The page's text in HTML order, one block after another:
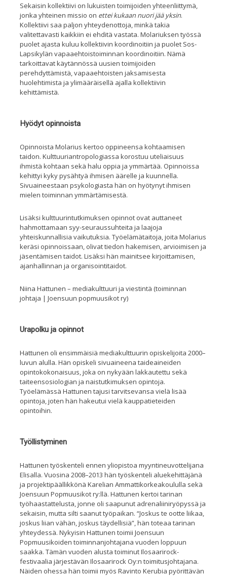
Sekaisin kollektiivi on lukuisten toimijoiden yhteenliittymä,
jonka yhteinen missio on ettei kukaan nuori jää yksin.
Kollektiivi saa paljon yhteydenottoja, minkä takia
valitettavasti kaikkiin ei ehditä vastata. Molariuksen työssä
puolet ajasta kuluu kollektiivin koordinoitiin ja puolet Sos-
Lapsikylän vapaaehtoistoiminnan koordinoitiin. Nämä
tarkoittavat käytännössä uusien toimijoiden
perehdyttämistä, vapaaehtoisten jaksamisesta
huolehtimista ja ylimääräisellä ajalla kollektiivin
kehittämistä.
Hyödyt opinnoista
Opinnoista Molarius kertoo oppineensa kohtaamisen
taidon. Kulttuuriantropologiassa korostuu uteliaisuus
ihmistä kohtaan sekä halu oppia ja ymmärtää. Opinnoissa
kehittyi kykypysähtyä ihmisen äärelle ja kuunnella.
Sivuaineestaan psykologiasta hän on hyötynyt ihmisen
mielen toiminnan ymmärtämisestä.
Lisäksi kulttuurintutkimuksen opinnot ovat auttaneet
hahmottamaan syy-seuraussuhteita ja laajoja
yhteiskunnallisia vaikutuksia. Työelämätaitoja, joita Molarius
keräsi opinnoissaan, olivat tiedon hakemisen, arvioimisen ja
jäsentämisen taidot. Lisäksi hän mainitsee kirjoittamisen,
ajanhallinnan ja organisointitaidot.
Niina Hattunen – mediakulttuuri ja viestintä (toiminnan
johtaja | Joensuun popmuusikot ry)
Urapolku ja opinnot
Hattunen oli ensimmäisiä mediakulttuurin opiskelijoita 2000–
luvun alulla. Hän opiskeli sivuaineena taideaineiden
opintokokonaisuus, joka on nykyään lakkautettu sekä
taiteensosiologian ja naistutkimuksen opintoja.
Työelämässä Hattunen tajusi tarvitsevansa vielä lisää
opintoja, joten hän hakeutui vielä kauppatieteiden
opintoihin.
Työllistyminen
Hattunen työskenteli ennen yliopistoa myyntineuvottelijana
Elisalla. Vuosina 2008–2013 hän työskenteli aluekehittäjänä
ja projektipäällikkönä Karelian Ammattikorkeakoululla sekä
Joensuun Popmuusikot ry:llä. Hattunen kertoi tarinan
työhaastattelusta, jonne oli saapunut adrenaliiniryöpyssä ja
sekaisin, mutta silti saanut työpaikan. “Joskus te ootte liikaa,
joskus liian vähän, joskus täydellisiä”, hän toteaa tarinan
yhteydessä. Nykyisin Hattunen toimii Joensuun
Popmuusikoiden toiminnanjohtajana vuoden loppuun
saakka. Tämän vuoden alusta toiminut Ilosaarirock-
festivaalia järjestävän Ilosaarirock Oy:n toimitusjohtajana.
Näiden ohessa hän toimii myös Ravinto Kerubia pyörittävän